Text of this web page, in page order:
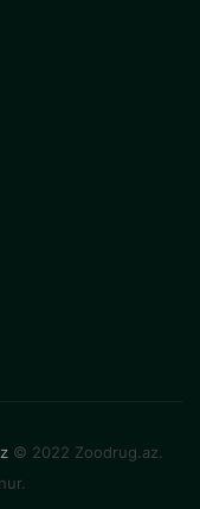
© 2022 Zoodrug.az.